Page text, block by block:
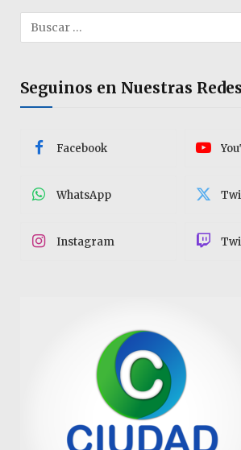
Seguinos en Nuestras
Facebook
WhatsApp
Instagram